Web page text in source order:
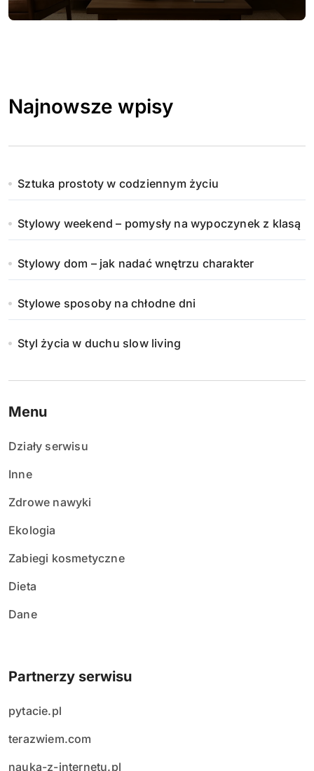
Najnowsze wpisy
Sztuka prostoty w codziennym życiu
Stylowy weekend – pomysły na wypoczynek z klasą
Stylowy dom – jak nadać wnętrzu charakter
Stylowe sposoby na chłodne dni
Styl życia w duchu slow living
Menu
Działy serwisu
Inne
Zdrowe nawyki
Ekologia
Zabiegi kosmetyczne
Dieta
Dane
Partnerzy serwisu
pytacie.pl
terazwiem.com
nauka-z-internetu.pl